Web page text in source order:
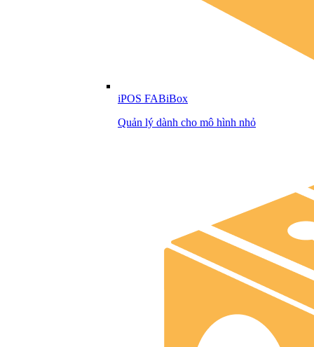
iPOS FABiBox
Quản lý dành cho mô hình nhỏ